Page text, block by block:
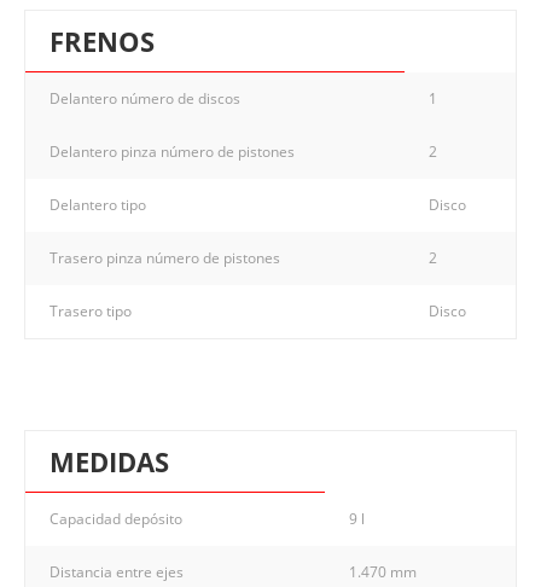
FRENOS
Delantero número de discos 1
Delantero pinza número de pistones 2
Delantero tipo Disco
Trasero pinza número de pistones 2
Trasero tipo Disco
MEDIDAS
Capacidad depósito 9 l
Distancia entre ejes 1.470 mm